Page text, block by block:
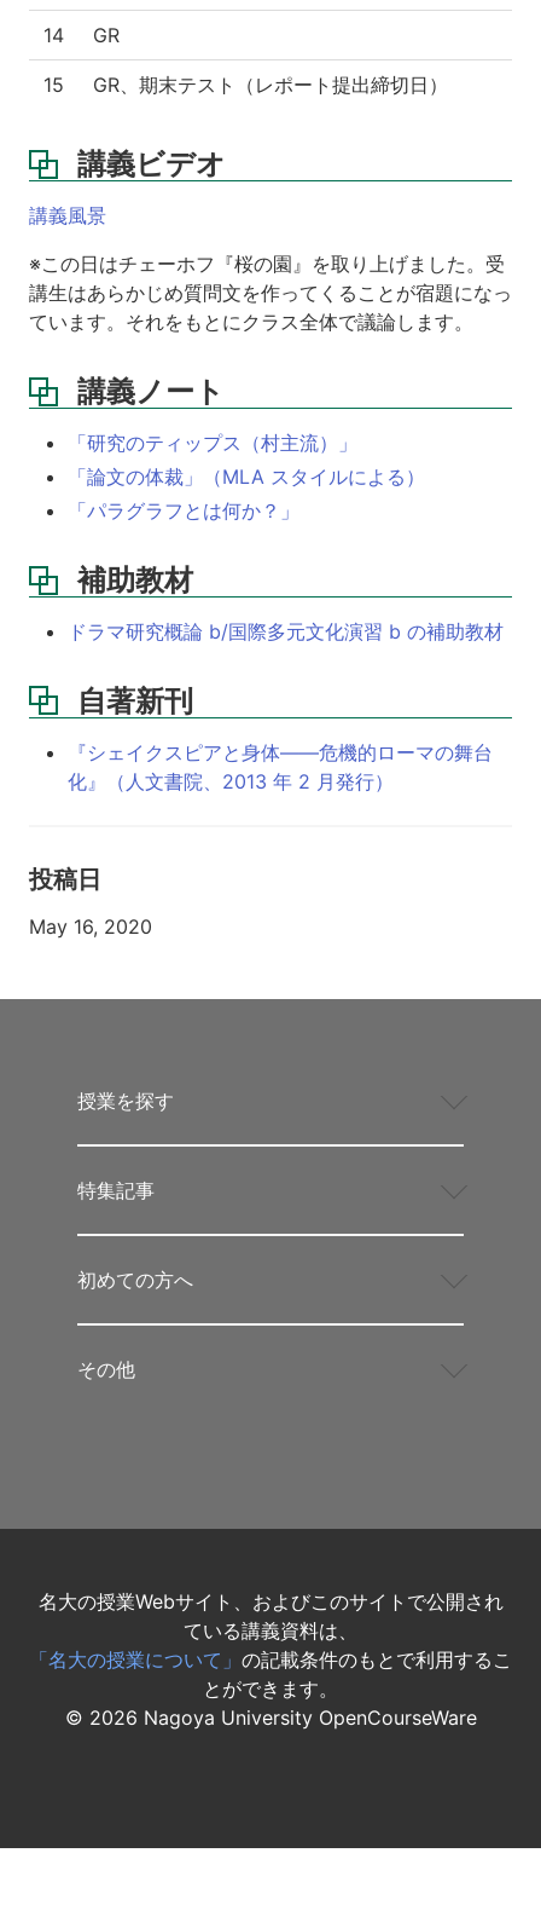
14 GR
15 GR、期末テスト（レポート提出締切日）
講義ビデオ
講義風景
※この日はチェーホフ『桜の園』を取り上げました。受
講生はあらかじめ質問文を作ってくることが宿題になっ
ています。それをもとにクラス全体で議論します。
講義ノート
「研究のティップス（村主流）」
「論文の体裁」（MLA スタイルによる）
「パラグラフとは何か？」
補助教材
ドラマ研究概論 b/国際多元文化演習 b の補助教材
自著新刊
『シェイクスピアと身体——危機的ローマの舞台
化』（人文書院、2013 年 2 月発行）
投稿日
May 16, 2020
授業を探す
特集記事
初めての方へ
その他
名大の授業Webサイト、およびこのサイトで公開され
ている講義資料は、
「名大の授業について」 の記載条件のもとで利用するこ
とができます。
© 2026 Nagoya University OpenCourseWare